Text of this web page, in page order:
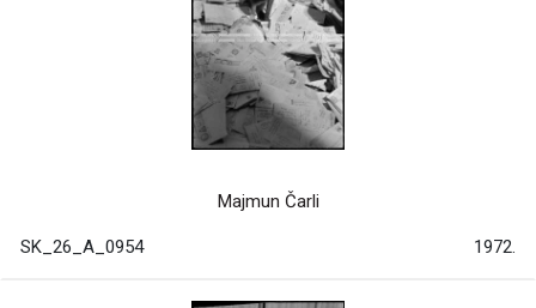
Majmun Čarli
SK_26_A_0954 1972.